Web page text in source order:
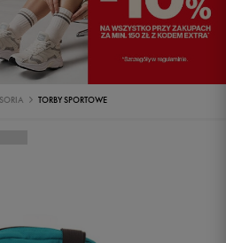
TORBY SPORTOWE